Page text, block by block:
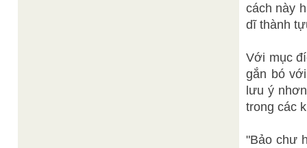
cách này
dĩ thành
Với mục
gắn bó
lưu ý
trong các
"Bảo chư